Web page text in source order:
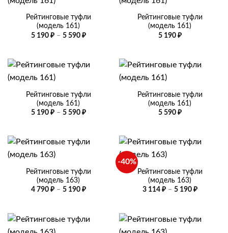
Рейтинговые туфли
(модель 161)
5 190 ₽ – 5 590 ₽Диапазон
5
Рейтинговые туфли
(модель 161)
5 190 ₽
Рейтинговые туфли
(модель 161)
5 190 ₽ – 5 590 ₽Диапазон
–
5
Рейтинговые туфли
(модель 161)
5 590 ₽
Рейтинговые туфли
(модель 163)
4 790 ₽ – 5 190 ₽Диапазон
5
-40%
Рейтинговые туфли
(модель 163)
3 114 ₽ – 5 190 ₽
5